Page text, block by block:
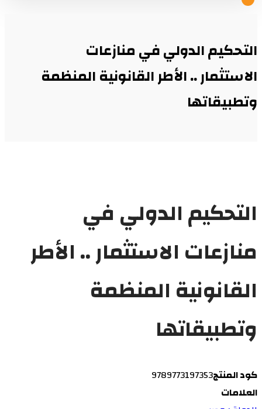
التحكيم الدولي في منازعات
الاستثمار .. الأطر القانونية المنظمة
وتطبيقاتها
التحكيم الدولي في
منازعات الاستثمار .. الأطر
القانونية المنظمة
وتطبيقاتها
كود المنتج9789773197353
العلامات